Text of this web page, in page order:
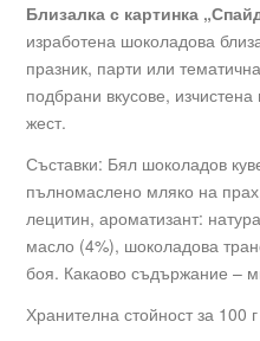
Близалка с картинка
изработена шоколадова
празник, парти или
подбрани вкусове,
жест.
Съставки: Бял шоколадов
пълномаслено мляко на
лецитин, ароматизант:
масло (4%), шоколадова
боя. Какаово съдържание –
Хранителна стойност за 100 г